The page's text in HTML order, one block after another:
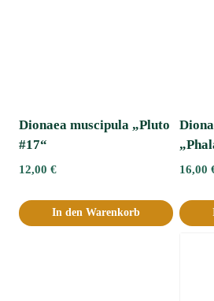
Dionaea muscipula „Pluto
#17“
12,00 €
In den Warenkorb
16,00